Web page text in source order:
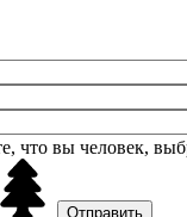
что вы человек,